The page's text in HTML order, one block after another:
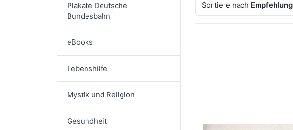
Plakate Deutsche
Bundesbahn
eBooks
Lebenshilfe
Mystik und Religion
Gesundheit
Sortiere nach Empfehlung